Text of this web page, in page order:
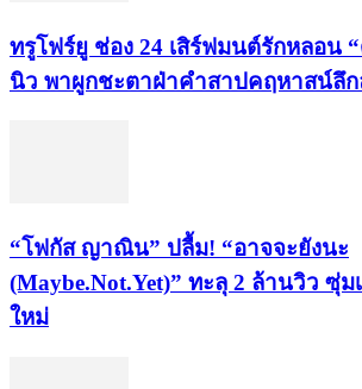
ทรูโฟร์ยู ช่อง 24 เสิร์ฟมนต์รักหลอน
นิว พาผูกชะตาฝ่าคำสาปคฤหาสน์ลึ
“โฟกัส ญาณิน” ปลื้ม! “อาจจะยังนะ
(Maybe.Not.Yet)” ทะลุ 2 ล้านวิว ซุ่ม
ใหม่